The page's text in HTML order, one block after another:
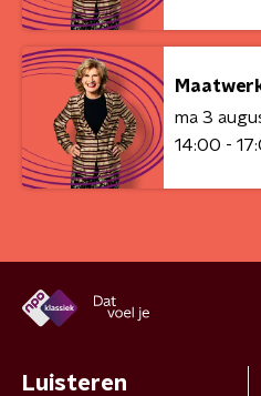
ma 3
14:00 -
Luisteren